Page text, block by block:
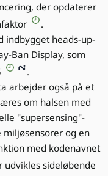
der opdaterer
.
indbygget heads-up-
Ban Display, som
.
arbejder også på et
om halsen med
"supersensing"-
og en
med kodenavnet
udvikles sideløbende